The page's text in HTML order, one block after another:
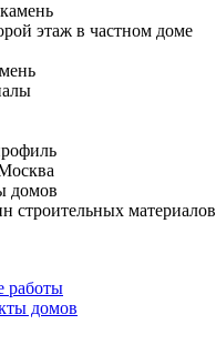
этаж в частном доме
домов
строительных материалов
работы
домов